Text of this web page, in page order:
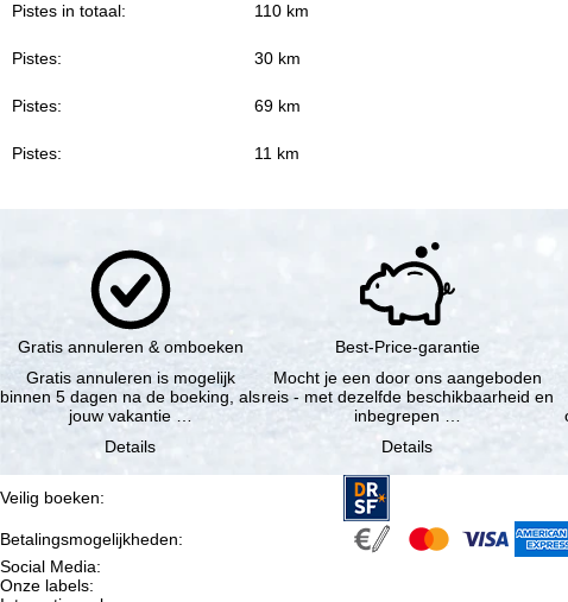
Pistes in totaal: 110 km
Pistes: 30 km
Pistes: 69 km
Pistes: 11 km
Gratis annuleren & omboeken
Gratis annuleren is mogelijk
binnen 5 dagen na de boeking, als
jouw vakantie …
Details
Best-Price-garantie
Mocht je een door ons aangeboden
reis - met dezelfde beschikbaarheid en
inbegrepen …
Details
Veilig boeken:
Betalingsmogelijkheden:
Social Media:
Onze labels: